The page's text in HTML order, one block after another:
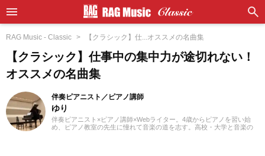
RAG Music - Classic 【クラシック】仕...オススメの名曲集
【クラシック】仕事中の集中力が途切れない！
オススメの名曲集
伴奏ピアニスト／ピアノ講師
ゆり
伴奏ピアニスト×ピアノ講師×Webライター。4歳からピアノを習い始
め、ピアノ教室の先生に憧れて音楽の道を志す。高校・大学と音楽の